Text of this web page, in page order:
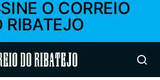
O CORREIO
RIBATEJO
do Ribatejo